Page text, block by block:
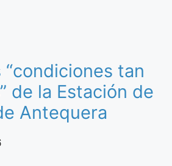
tan
de la Estación de
Antequera